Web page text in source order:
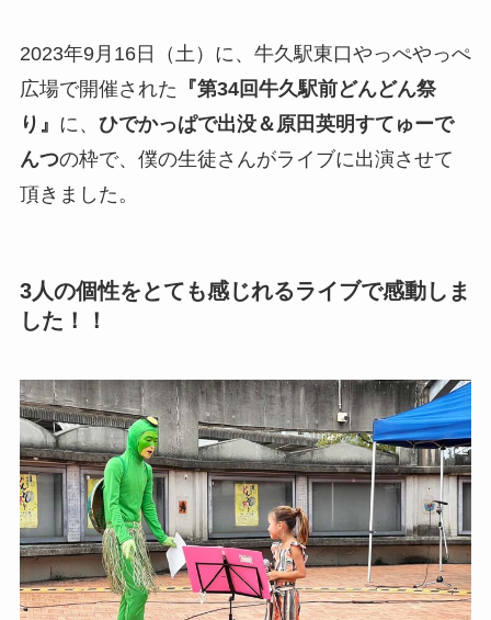
2023年9月16日（土）に、牛久駅東口やっぺやっぺ
広場で開催された 『第34回牛久駅前どんどん祭
り』 に、 ひでかっぱで出没＆原田英明すてゅーで
んつの枠で、僕の生徒さんがライブに出演させて
頂きました。
3人の個性をとても感じれるライブで感動しま
した！！